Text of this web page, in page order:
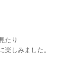
たり
楽しみました。